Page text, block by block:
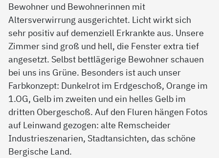
Bewohner und Bewohnerinnen mit
Altersverwirrung ausgerichtet. Licht wirkt sich
sehr positiv auf demenziell Erkrankte aus. Unsere
Zimmer sind groß und hell, die Fenster extra tief
angesetzt. Selbst bettlägerige Bewohner schauen
bei uns ins Grüne. Besonders ist auch unser
Farbkonzept: Dunkelrot im Erdgeschoß, Orange im
1.OG, Gelb im zweiten und ein helles Gelb im
dritten Obergeschoß. Auf den Fluren hängen Fotos
auf Leinwand gezogen: alte Remscheider
Industrieszenarien, Stadtansichten, das schöne
Bergische Land.